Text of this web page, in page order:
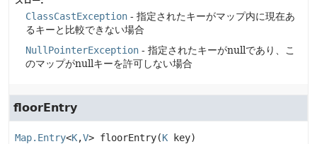
ClassCastException - 指定されたキーがマップ内に現在あ
るキーと比較できない場合
NullPointerException - 指定されたキーがnullであり、こ
のマップがnullキーを許可しない場合
floorEntry
Map.Entry<K,V> floorEntry(K key)